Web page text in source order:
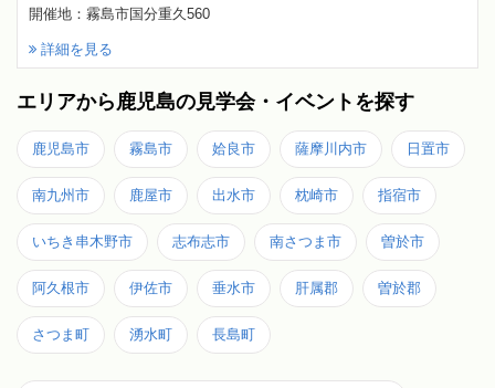
開催地：霧島市国分重久560
詳細を見る
エリアから鹿児島の見学会・イベントを探す
鹿児島市 霧島市 姶良市 薩摩川内市 日置市
南九州市 鹿屋市 出水市 枕崎市 指宿市
いちき串木野市 志布志市 南さつま市 曽於市
阿久根市 伊佐市 垂水市 肝属郡 曽於郡
さつま町 湧水町 長島町